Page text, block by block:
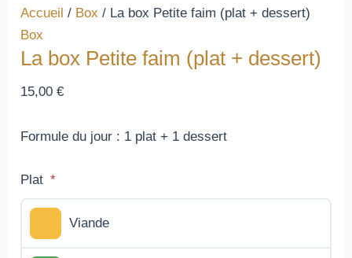
Accueil / Box / La box Petite faim (plat + dessert)
Box
La box Petite faim (plat + dessert)
15,00€
Formule du jour : 1 plat + 1 dessert
Plat
Viande